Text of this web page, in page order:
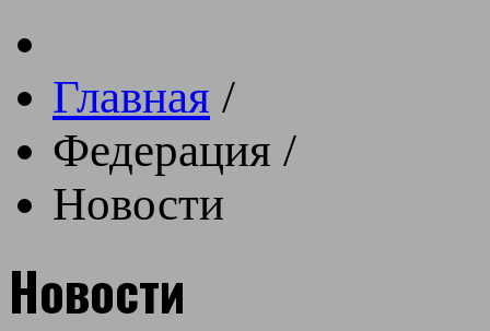
Главная /
Федерация /
Новости
Новости